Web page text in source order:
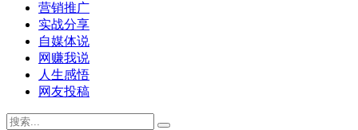
营销推广
实战分享
自媒体说
网赚我说
人生感悟
网友投稿